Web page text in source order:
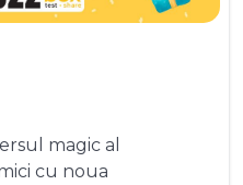
magic al
cu noua